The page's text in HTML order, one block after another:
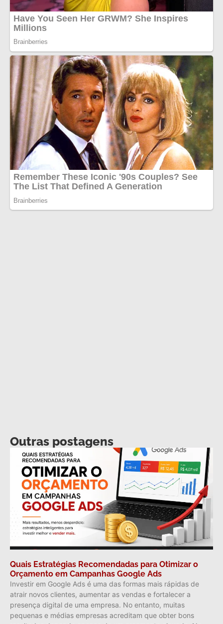
Outras postagens
Quais Estratégias Recomendadas para Otimizar o
Orçamento em Campanhas Google Ads
Investir em Google Ads é uma das formas mais rápidas de
atrair novos clientes, aumentar as vendas e fortalecer a
presença digital de uma empresa. No entanto, muitas
pequenas e médias empresas acreditam que obter bons